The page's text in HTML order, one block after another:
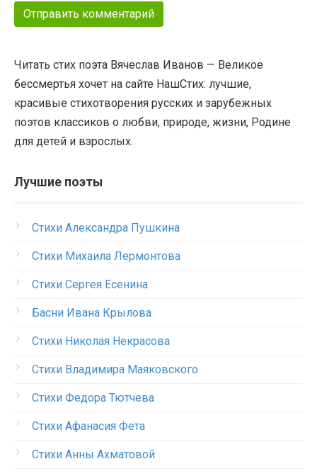
Читать стих поэта Вячеслав Иванов — Великое
бессмертья хочет на сайте НашСтих: лучшие,
красивые стихотворения русских и зарубежных
поэтов классиков о любви, природе, жизни, Родине
для детей и взрослых.
Лучшие поэты
Стихи Александра Пушкина
Стихи Михаила Лермонтова
Стихи Сергея Есенина
Басни Ивана Крылова
Стихи Николая Некрасова
Стихи Владимира Маяковского
Стихи Федора Тютчева
Стихи Афанасия Фета
Стихи Анны Ахматовой